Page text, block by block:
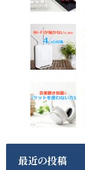
最近の投稿